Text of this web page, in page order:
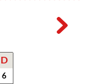
D
6